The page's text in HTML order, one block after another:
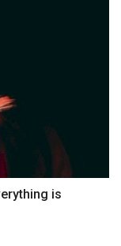
is